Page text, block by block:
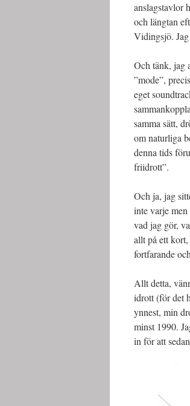
anslagstavlor
och längtan
Vidingsjö.
Och tänk, jag
”mode”,
eget
samma sätt,
om naturliga
denna tids
friidrott”.
Och ja, jag
inte varje
vad jag gör,
allt på ett
fortfarande
Allt detta,
idrott (för det
ynnest, min
minst 1990.
in för att